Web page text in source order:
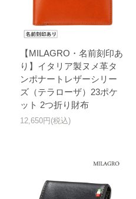
【MILAGRO・名前刻印あ
り】イタリア製ヌメ革タ
ンポナートレザーシリー
ズ（テラローザ）23ポケ
ット 2つ折り財布
12,650円(税込)